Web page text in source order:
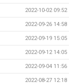
2022-10-02 09:52
2022-09-26 14:58
2022-09-19 15:05
2022-09-12 14:05
2022-09-04 11:56
2022-08-27 12:18